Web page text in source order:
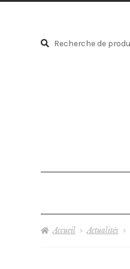
Recherche
Recherche
Accueil Actualités